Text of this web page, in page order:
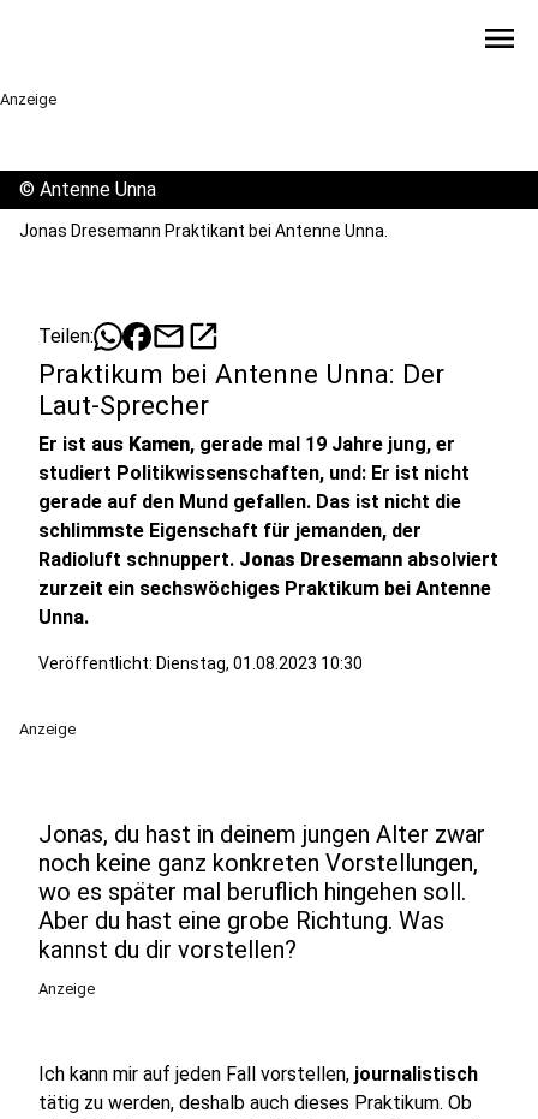
menu
Anzeige
© Antenne Unna
Jonas Dresemann Praktikant bei Antenne Unna.
Teilen: mailopen_in_new
Praktikum bei Antenne Unna: Der
Laut-Sprecher
Er ist aus Kamen, gerade mal 19 Jahre jung, er
studiert Politikwissenschaften, und: Er ist nicht
gerade auf den Mund gefallen. Das ist nicht die
schlimmste Eigenschaft für jemanden, der
Radioluft schnuppert. Jonas Dresemann absolviert
zurzeit ein sechswöchiges Praktikum bei Antenne
Unna.
Veröffentlicht: Dienstag, 01.08.2023 10:30
Anzeige
Jonas, du hast in deinem jungen Alter zwar
noch keine ganz konkreten Vorstellungen,
wo es später mal beruflich hingehen soll.
Aber du hast eine grobe Richtung. Was
kannst du dir vorstellen?
Anzeige
Ich kann mir auf jeden Fall vorstellen, journalistisch
tätig zu werden, deshalb auch dieses Praktikum. Ob